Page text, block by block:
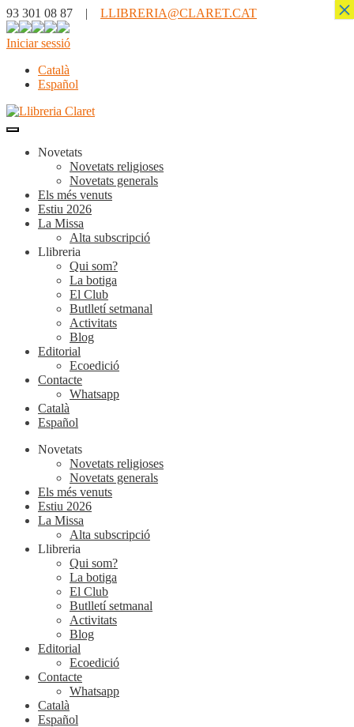
93 301 08 87 | LLIBRERIA@CLARET.CAT
Iniciar sessió
Català
Español
Novetats
Novetats religioses
Novetats generals
Els més venuts
Estiu 2026
La Missa
Alta subscripció
Llibreria
Qui som?
La botiga
El Club
Butlletí setmanal
Activitats
Blog
Editorial
Ecoedició
Contacte
Whatsapp
Català
Español
Novetats
Novetats religioses
Novetats generals
Els més venuts
Estiu 2026
La Missa
Alta subscripció
Llibreria
Qui som?
La botiga
El Club
Butlletí setmanal
Activitats
Blog
Editorial
Ecoedició
Contacte
Whatsapp
Català
Español
×